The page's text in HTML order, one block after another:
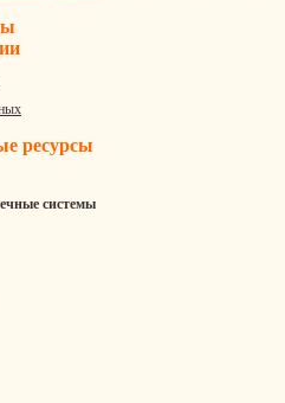
ресурсы
системы